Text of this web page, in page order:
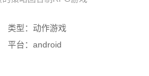
类型： 动作游戏
平台： android